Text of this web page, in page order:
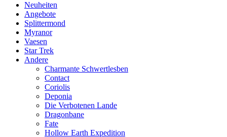
Neuheiten
Angebote
Splittermond
Myranor
Vaesen
Star Trek
Andere
Charmante Schwertlesben
Contact
Coriolis
Deponia
Die Verbotenen Lande
Dragonbane
Fate
Hollow Earth Expedition